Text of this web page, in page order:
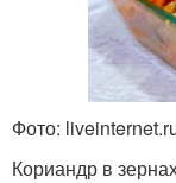
Фото:
Кориандр в